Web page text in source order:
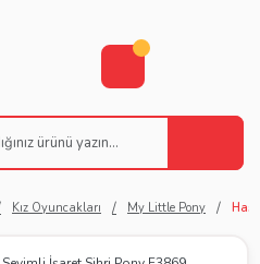
Kız Oyuncakları My Little Pony